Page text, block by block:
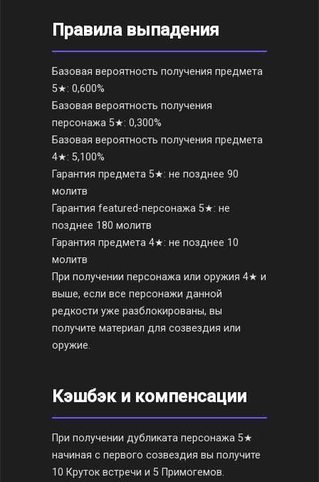
Правила выпадения
Базовая вероятность получения предмета
5★: 0,600%
Базовая вероятность получения
персонажа 5★: 0,300%
Базовая вероятность получения предмета
4★: 5,100%
Гарантия предмета 5★: не позднее 90
молитв
Гарантия featured-персонажа 5★: не
позднее 180 молитв
Гарантия предмета 4★: не позднее 10
молитв
При получении персонажа или оружия 4★ и
выше, если все персонажи данной
редкости уже разблокированы, вы
получите материал для созвездия или
оружие.
Кэшбэк и компенсации
При получении дубликата персонажа 5★
начиная с первого созвездия вы получите
10 Круток встречи и 5 Примогемов.